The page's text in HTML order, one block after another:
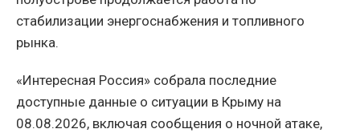
стабилизации энергоснабжения и топливного
рынка.
«Интересная Россия» собрала последние
доступные данные о ситуации в Крыму на
08.08.2026, включая сообщения о ночной атаке,